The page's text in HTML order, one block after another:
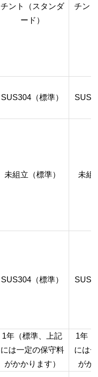
チント（スタンダ
ード）
チン
SUS304 （標準）
未組立（標準） 未組
SUS304 （標準）
1年（標準、上記
には一定の保守料
がかかります）
1年（
には
がか